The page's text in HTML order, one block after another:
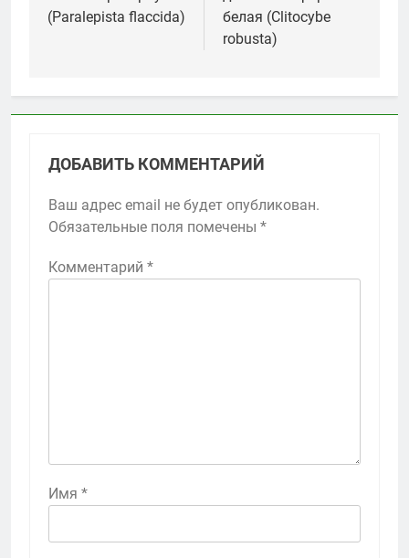
записям
(Paralepista flaccida)
белая (Clitocybe
ДОБАВИТЬ КОММЕНТАРИЙ
Ваш адрес email не будет опубликован.
Обязательные поля помечены *
Комментарий *
Имя *